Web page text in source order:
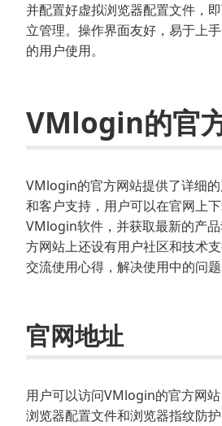
并配置好虚拟浏览器配置文件，
立管理。操作界面友好，易于上
的用户使用。
VMlogin的官
VMlogin的官方网站提供了详细
和客户支持，用户可以在官网上
VMlogin软件，并获取最新的产
方网站上还设有用户社区和技术
交流使用心得，解决使用中的问题
官网地址
用户可以访问VMlogin的官方网
浏览器配置文件和浏览器指纹防